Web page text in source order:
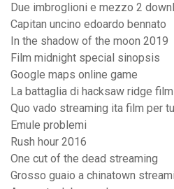
Due imbroglioni e mezzo 2
Capitan uncino edoardo bennato
In the shadow of the moon 2019
Film midnight special sinopsis
Google maps online game
La battaglia di hacksaw ridge
Quo vado streaming ita film per
Emule problemi
Rush hour 2016
One cut of the dead streaming
Grosso guaio a chinatown